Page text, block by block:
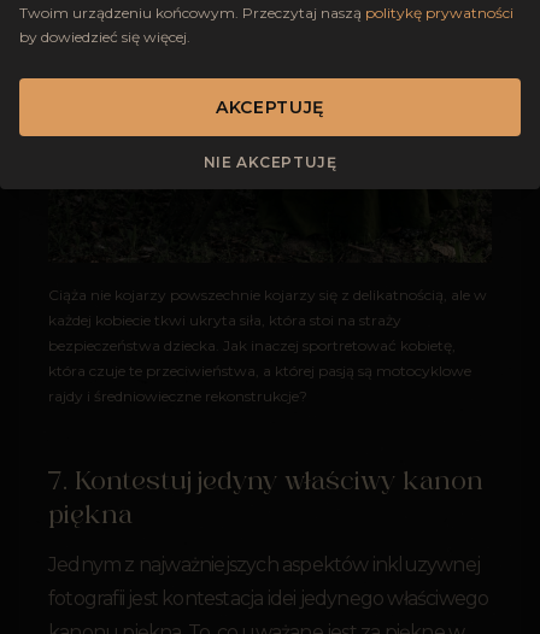
Ciąża nie kojarzy powszechnie kojarzy się z delikatnością, ale w
każdej kobiecie tkwi ukryta siła, która stoi na straży
bezpieczeństwa dziecka. Jak inaczej sportretować kobietę,
która czuje te przeciwieństwa, a której pasją są motocyklowe
rajdy i średniowieczne rekonstrukcje?
7. Kontestuj jedyny właściwy kanon
piękna
Jednym z najważniejszych aspektów inkluzywnej
fotografii jest kontestacja idei jedynego właściwego
Twoim urządzeniu końcowym. Przeczytaj naszą politykę prywatności
by dowiedzieć się więcej.
AKCEPTUJĘ
NIE AKCEPTUJĘ